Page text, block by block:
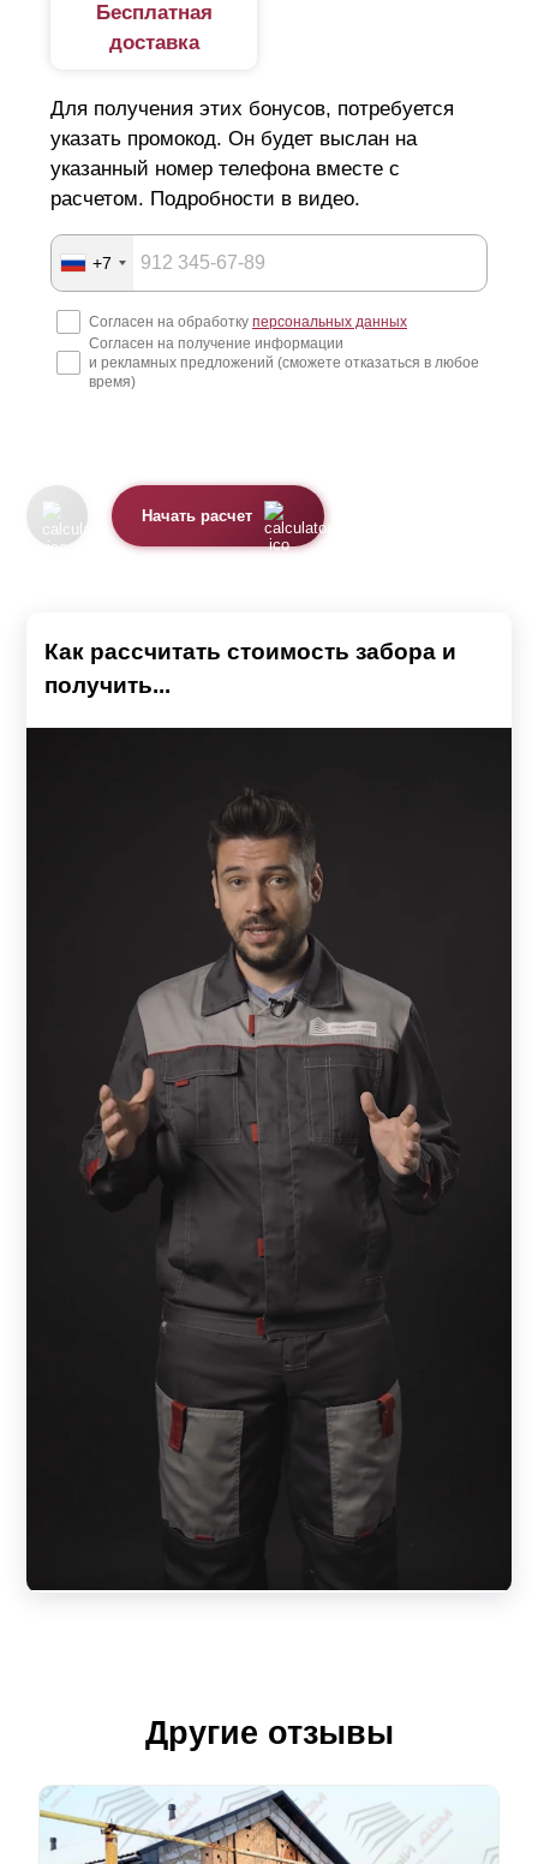
Бесплатная
доставка
Для получения этих бонусов, потребуется
указать промокод. Он будет выслан на
указанный номер телефона вместе с
расчетом. Подробности в видео.
+7
Согласен на обработку персональных данных
Согласен на получение информации
и рекламных предложений (сможете отказаться в любое
время)
Начать расчет
Как рассчитать стоимость забора и
получить...
Другие отзывы